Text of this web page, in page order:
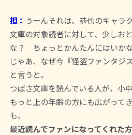
担： うーんそれは、恭也のキャラ
文庫の対象読者に対して、少し
な？ ちょっとかんたんにはいかな
じゃあ、なぜ今『怪盗ファンタジ
と言うと。
つばさ文庫を読んでいる人が、小
もっと上の年齢の方にも広がって
も。
最近読んでファンになってくれた